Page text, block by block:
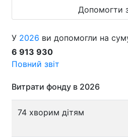
Допомогти
У 2026 ви допомогли на
6 913 930
Повний звіт
Витрати фонду в 2026
74 хворим дітям